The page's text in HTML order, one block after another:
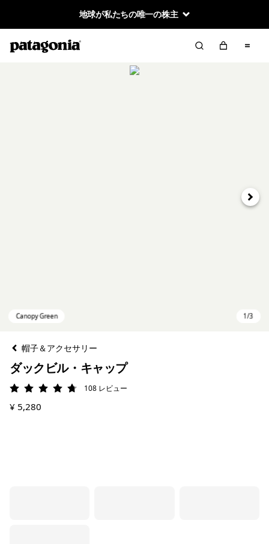
地球が私たちの唯一の株主
次へ
帽子＆アクセサリー
ダックビル・キャップ
評価: 4.7 / 5108 レビュー
¥ 5,280